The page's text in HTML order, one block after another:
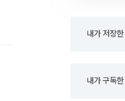
내가 저장한
내가 구독한